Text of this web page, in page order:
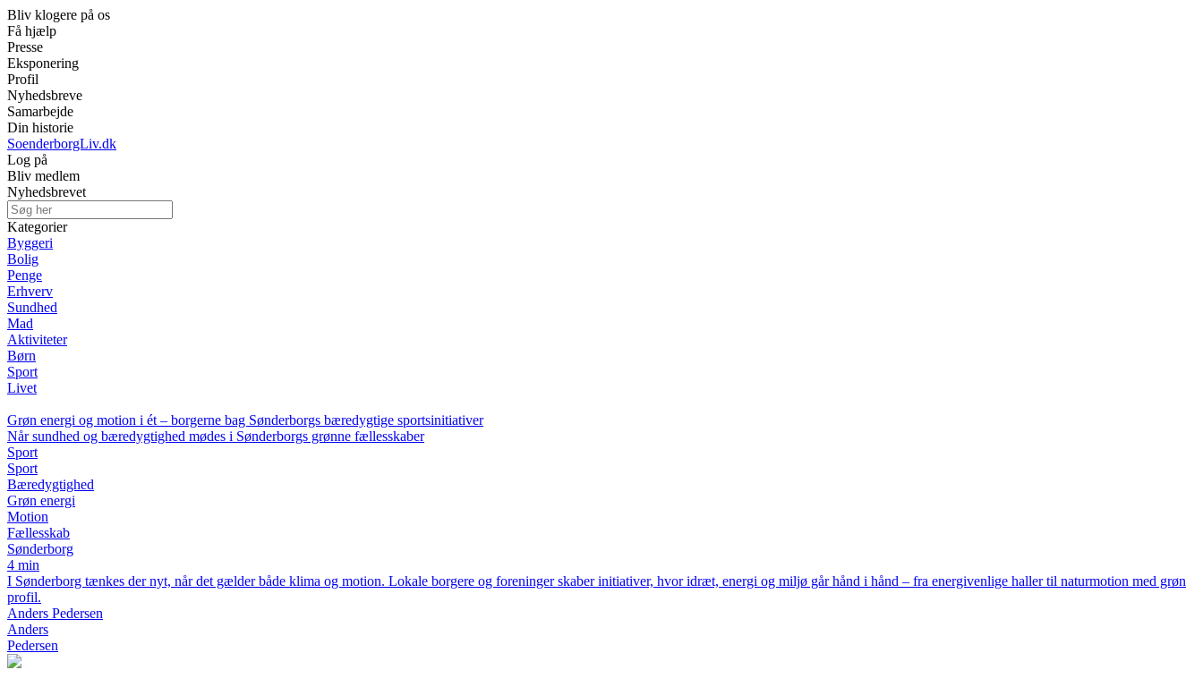
Bliv klogere på os
Få hjælp
Presse
Eksponering
Profil
Nyhedsbreve
Samarbejde
Din historie
SoenderborgLiv.dk
Log på
Bliv medlem
Nyhedsbrevet
Kategorier
Byggeri
Bolig
Penge
Erhverv
Sundhed
Mad
Aktiviteter
Børn
Sport
Livet
Grøn energi og motion i ét – borgerne bag Sønderborgs bæredygtige sportsinitiativer
Når sundhed og bæredygtighed mødes i Sønderborgs grønne fællesskaber
Sport
Sport
Bæredygtighed
Grøn energi
Motion
Fællesskab
Sønderborg
4 min
I Sønderborg tænkes der nyt, når det gælder både klima og motion. Lokale borgere og foreninger skaber initiativer, hvor idræt, energi og miljø går hånd i hånd – fra energivenlige haller til naturmotion med grøn
profil.
Anders Pedersen
Anders
Pedersen